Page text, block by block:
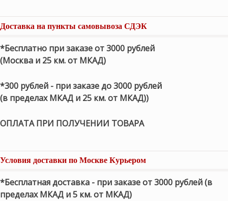
Доставка на пункты самовывоза СДЭК
*Бесплатно при заказе от 3000 рублей
(Москва и 25 км. от МКАД)
*300 рублей - при заказе до 3000 рублей
(в пределах МКАД и 25 км. от МКАД))
ОПЛАТА ПРИ ПОЛУЧЕНИИ ТОВАРА
Условия доставки по Москве Курьером
*Бесплатная доставка - при заказе от 3000 рублей (в
пределах МКАД и 5 км. от МКАД)